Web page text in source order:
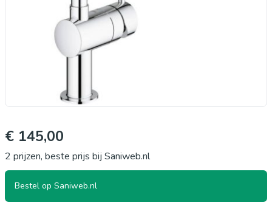
€ 145,00
2 prijzen, beste prijs bij Saniweb.nl
Bestel op Saniweb.nl